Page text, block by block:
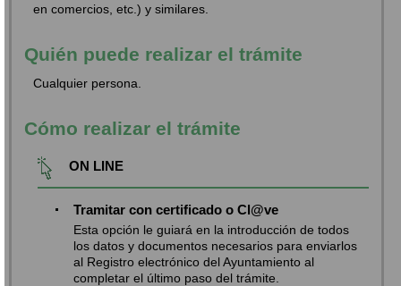
en comercios, etc.) y similares.
Quién puede realizar el trámite
Cualquier persona.
Cómo realizar el trámite
ON LINE
Tramitar con certificado o Cl@ve
Esta opción le guiará en la introducción de todos
los datos y documentos necesarios para enviarlos
al Registro electrónico del Ayuntamiento al
completar el último paso del trámite.